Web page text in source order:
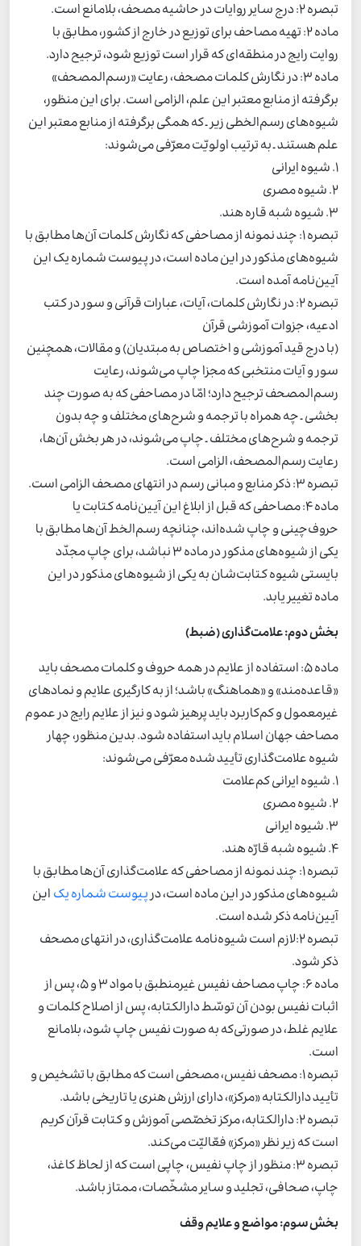
تبصره 2: درج سایر روایات در حاشیه مصحف، بلامانع است.
ماده 2: تهیه مصاحف برای توزیع در خارج از کشور، مطابق با
روایت رایج در منطقه‌ای که قرار است توزیع شود، ترجیح دارد.
ماده 3: در نگارش کلمات مصحف، رعایت «رسم‌المصحف»
برگرفته از منابع معتبر این علم، الزامی است. برای این منظور،
شیوه‌های رسم‌الخطی زیر ـ که همگی برگرفته از منابع معتبر این
علم هستند ـ به ترتیب اولویّت معرّفی می‌شوند:
1. شیوه ایرانی
2. شیوه مصری
3. شیوه شبه قاره هند.
تبصره 1: چند نمونه‌ از مصاحفی که نگارش کلمات آن‌ها مطابق با
شیوه‌های مذکور در این ماده است، در پیوست شماره یک این
آیین‌نامه آمده است.
تبصره 2: در نگارش کلمات، آیات، عبارات قرآنی و سور در کتب
ادعیه، جزوات آموزشی قرآن
(با درج قید آموزشی و اختصاص به مبتدیان) و مقالات، همچنین
سور و آیات منتخبی که مجزا چاپ می‌شوند، رعایت
رسم‌المصحف ترجیح دارد؛ امّا در مصاحفی که به صورت چند
بخشی ـ چه همراه با ترجمه و شرح‌های مختلف و چه بدون
ترجمه و شرح‌های مختلف ـ چاپ می‌شوند، در هر بخش آن‌ها،
رعایت رسم‌المصحف، الزامی است.
تبصره 3: ذکر منابع و مبانی رسم در انتهای مصحف الزامی است.
ماده 4: مصاحفی که قبل از ابلاغ این آیین‌نامه کتابت یا
حروف‌چینی و چاپ شده‌اند، چنانچه رسم‌الخط آن‌ها مطابق با
یکی از شیوه‌های مذکور در ماده 3 نباشد، برای چاپ مجدّد
بایستی شیوه کتابت‌شان به یکی از شیوه‌های مذکور در این
ماده تغییر یابد.
بخش دوم: علامت‌گذاری (ضبط)
ماده 5: استفاده از علایم در همه حروف و کلمات مصحف باید
«قاعده‌مند» و «هماهنگ» باشد؛ از به کارگیری علایم و نمادهای
غیرمعمول و کم‌کاربرد باید پرهیز شود و نیز از علایم رایج در عموم
مصاحف جهان اسلام باید استفاده شود. بدین منظور، چهار
شیوه علامت‌گذاری تأیید شده معرّفی می‌شوند:
1. شیوه ایرانی کم‌علامت
2. شیوه مصری
3. شیوه ایرانی
4. شیوه شبه قارّه هند.
تبصره 1: چند نمونه‌ از مصاحفی که علامت‌گذاری آن‌ها مطابق با
شیوه‌های مذکور در این ماده است، درپیوست شماره یک این
آیین‌نامه ذکر شده است.
تبصره 2:لازم است شیوه‌نامه علامت‌گذاری، در انتهای مصحف
ذکر شود.
ماده 6: چاپ مصاحف نفیس غیرمنطبق با مواد 3 و 5، پس از
اثبات نفیس بودن آن توسّط دارالکتابه، پس از اصلاح کلمات و
علایم غلط، در صورتی‌که به صورت نفیس چاپ شود، بلامانع
است.
تبصره 1: مصحف نفیس، مصحفی است که مطابق با تشخیص و
تأیید دارالکتابه «مرکز»، دارای ارزش هنری یا تاریخی باشد.
تبصره 2: دارالکتابه، مرکز تخصّصی آموزش و کتابت قرآن کریم
است که زیر نظر «مرکز» فعّالیّت می‌کند.
تبصره 3: منظور از چاپ نفیس، چاپی است که از لحاظ کاغذ،
چاپ، صحافی، تجلید و سایر مشخّصات، ممتاز باشد.
بخش سوم: مواضع و علایم وقف